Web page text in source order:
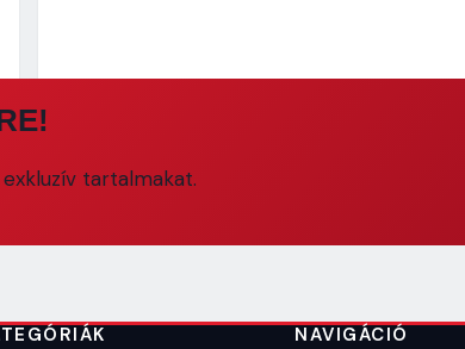
tartalmakat.
NAVIGÁCIÓ